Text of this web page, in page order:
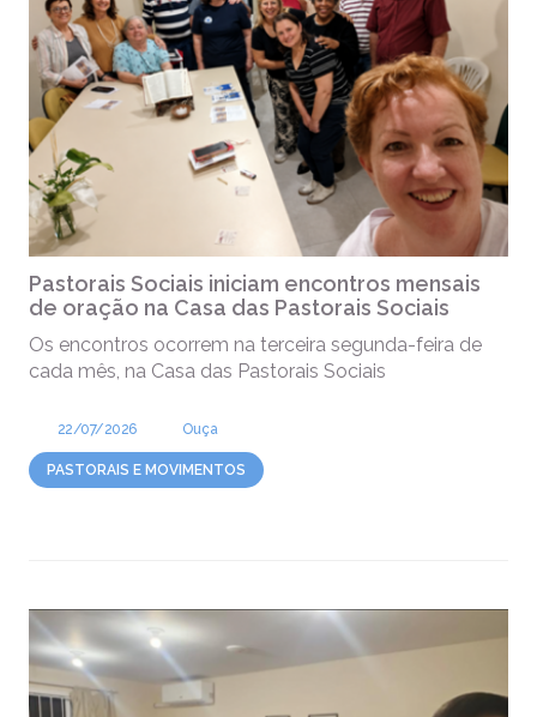
Pastorais Sociais iniciam encontros mensais
de oração na Casa das Pastorais Sociais
Os encontros ocorrem na terceira segunda-feira de
cada mês, na Casa das Pastorais Sociais
22/07/2026 Ouça
PASTORAIS E MOVIMENTOS